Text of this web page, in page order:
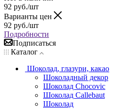
92 руб./шт
Варианты цен
92 руб./шт
Подробности
Подписаться
Каталог
Шоколад, глазури, какао
Шоколадный декор
Шоколад Chocovic
Шоколад Callebaut
Шоколад